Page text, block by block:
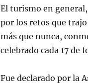
El turismo en
por los retos que trajo
más que nunca,
celebrado cada 17 de
Fue declarado por la